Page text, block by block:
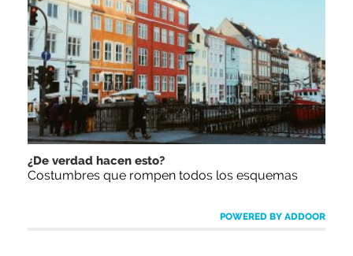
¿De verdad hacen esto?
Costumbres que rompen todos los esquemas
POWERED BY ADDOOR